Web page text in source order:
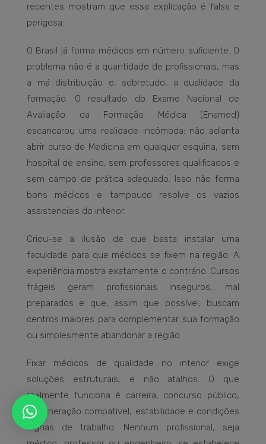
recentes mostram que essa explicação é falsa e
perigosa.
O Brasil já forma médicos em número suficiente. O
problema não é a quantidade de profissionais, mas
a má distribuição e, sobretudo, a qualidade da
formação. O resultado do Exame Nacional de
Avaliação da Formação Médica (Enamed)
escancarou uma realidade incômoda: não adianta
abrir curso de Medicina em qualquer esquina, sem
hospital de ensino, sem professores qualificados e
sem campo de prática adequado. Isso não forma
bons médicos e tampouco resolve os vazios
assistenciais do interior.
Criou-se a ilusão de que basta instalar uma
faculdade para que médicos se fixem na região. A
experiência mostra exatamente o contrário. Cursos
frágeis geram profissionais inseguros, mal
preparados e que, assim que possível, buscam
centros maiores para complementar sua formação
ou simplesmente abandonar a região.
Fixar médicos de qualidade no interior exige
soluções estruturais, e não atalhos. O que
realmente funciona é carreira, concurso público,
remuneração compatível, estabilidade e condições
dignas de trabalho. Nenhum profissional, seja